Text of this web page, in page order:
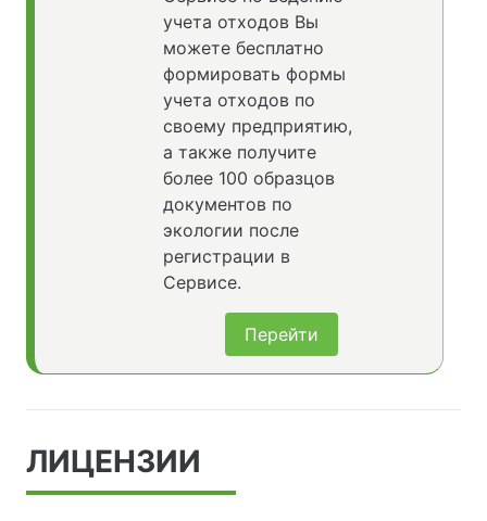
учета отходов Вы
можете бесплатно
формировать формы
учета отходов по
своему предприятию,
а также получите
более 100 образцов
документов по
экологии после
регистрации в
Сервисе.
Перейти
ЛИЦЕНЗИИ